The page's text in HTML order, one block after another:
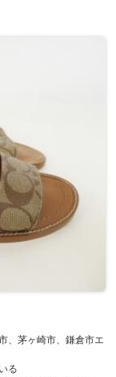
、茅ヶ崎市、鎌倉市エ
る